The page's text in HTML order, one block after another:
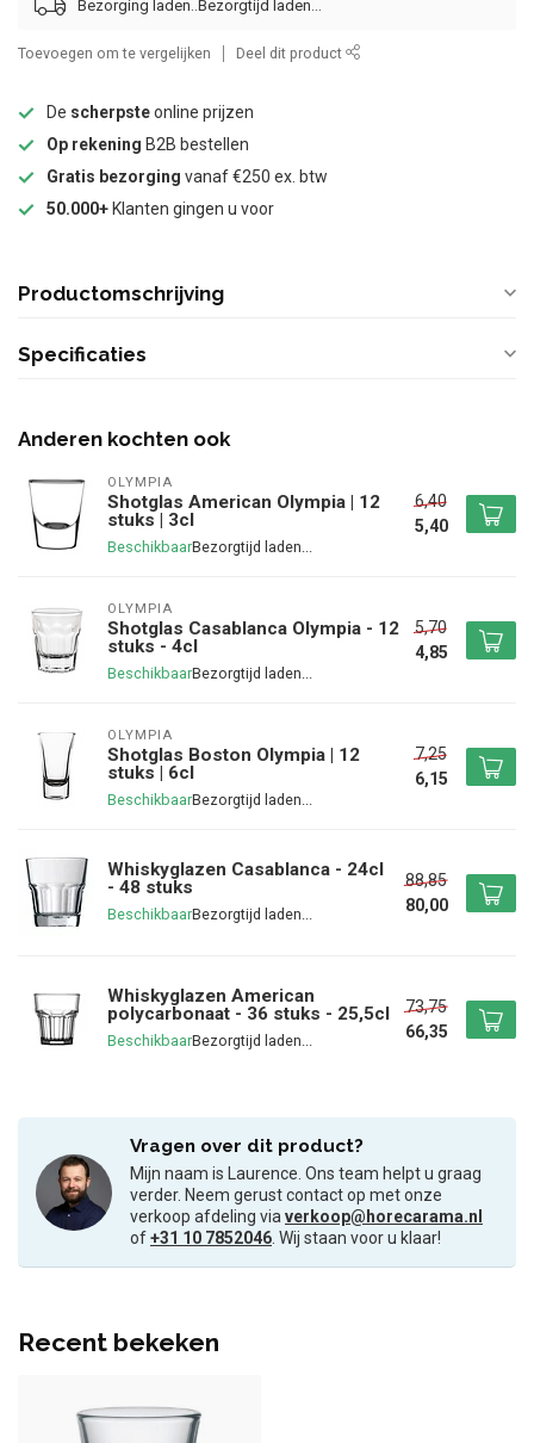
Bezorging laden..
Toevoegen om te vergelijken Deel dit product
De scherpsteonline prijzen
Op rekening B2B bestellen
Gratis bezorging vanaf €250 ex. btw
50.000+ Klanten gingen u voor
Productomschrijving
Specificaties
Anderen kochten ook
OLYMPIA
Shotglas American Olympia | 12
stuks | 3cl
Beschikbaar
6,40
5,40
OLYMPIA
Shotglas Casablanca Olympia - 12
stuks - 4cl
Beschikbaar
5,70
4,85
OLYMPIA
Shotglas Boston Olympia | 12
stuks | 6cl
Beschikbaar
7,25
6,15
Whiskyglazen Casablanca - 24cl
- 48 stuks
Beschikbaar
88,85
80,00
Whiskyglazen American
polycarbonaat - 36 stuks - 25,5cl
Beschikbaar
73,75
66,35
Vragen over dit product?
Mijn naam is Laurence. Ons team helpt u graag
verder. Neem gerust contact op met onze
verkoop afdeling viaverkoop@horecarama.nl
of+31 10 7852046. Wij staan voor u klaar!
Recent bekeken